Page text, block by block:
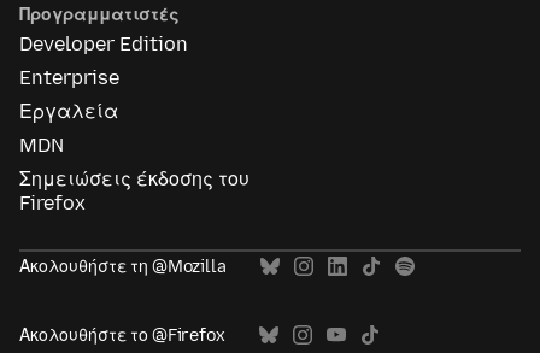
Προγραμματιστές
Developer Edition
Enterprise
Εργαλεία
MDN
Σημειώσεις έκδοσης του
Firefox
Ακολουθήστε τη @Mozilla
Ακολουθήστε το @Firefox